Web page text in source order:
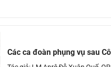
Các ca đoàn phụng vụ sau